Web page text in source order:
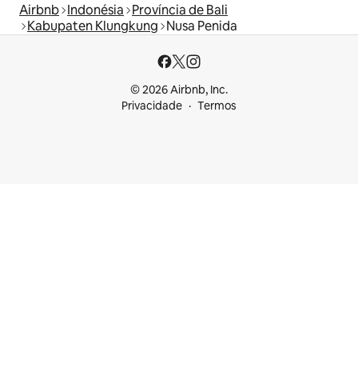
Airbnb Indonésia Província de Bali
Kabupaten Klungkung Nusa Penida
© 2026 Airbnb, Inc.
Privacidade
Termos